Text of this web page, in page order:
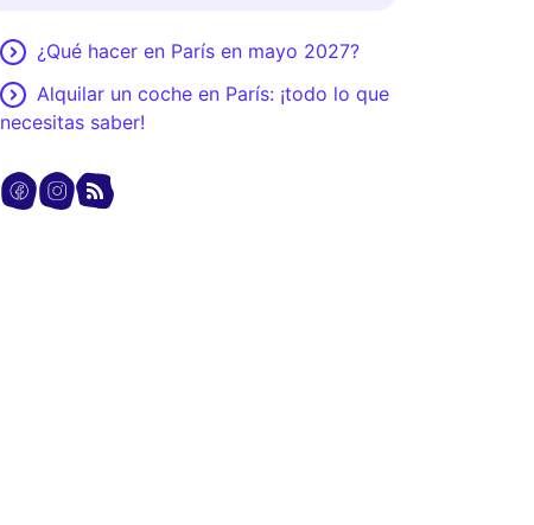
¿Qué hacer en París en mayo 2027?
Alquilar un coche en París: ¡todo lo que
necesitas saber!